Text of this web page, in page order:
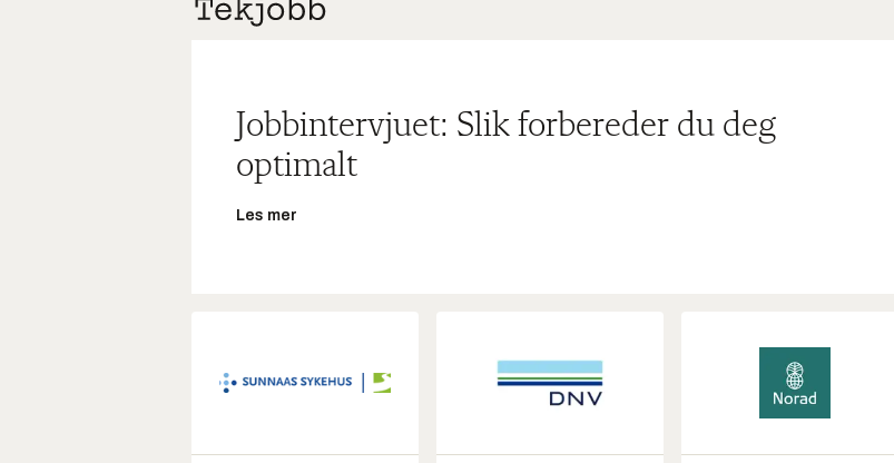
Jobbintervjuet: Slik forbereder du deg
optimalt
Les mer